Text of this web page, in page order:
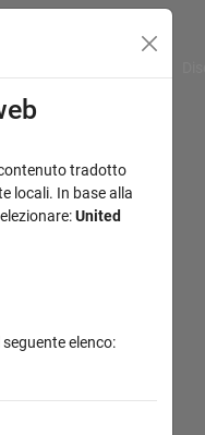
tradotto
locali. In base alla
United
elenco: